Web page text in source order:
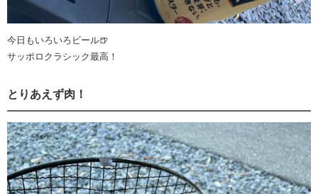
今日もいろいろビール🍺
サッポロクラシック最高！
とりあえず肉！